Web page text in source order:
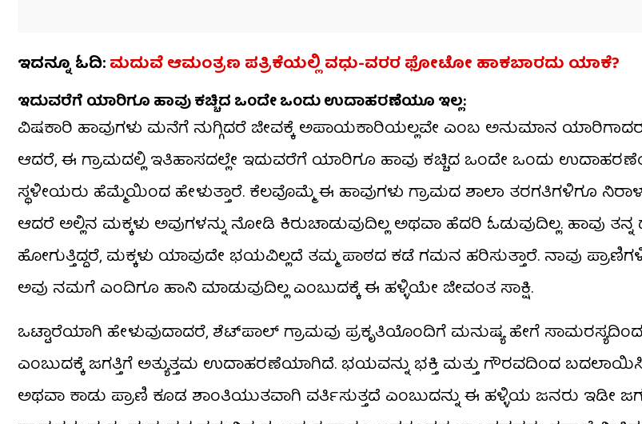
ಇದನ್ನೂ ಓದಿ:ಮದುವೆ ಆಮಂತ್ರಣ ಪತ್ರಿಕೆಯಲ್ಲಿ ವಧು-ವರರ ಫೋಟೋ ಹಾಕಬಾರದು ಯಾಕೆ?
ಇದುವರೆಗೆ ಯಾರಿಗೂ ಹಾವು ಕಚ್ಚಿದ ಒಂದೇ ಒಂದು ಉದಾಹರಣೆಯೂ ಇಲ್ಲ:
ವಿಷಕಾರಿ ಹಾವುಗಳು ಮನೆಗೆ ನುಗ್ಗಿದರೆ ಜೀವಕ್ಕೆ ಅಪಾಯಕಾರಿಯಲ್ಲವೇ ಎಂಬ ಅನುಮಾನ
ಆದರೆ, ಈ ಗ್ರಾಮದಲ್ಲಿ ಇತಿಹಾಸದಲ್ಲೇ ಇದುವರೆಗೆ ಯಾರಿಗೂ ಹಾವು ಕಚ್ಚಿದ ಒಂದೇ ಒಂದು
ಸ್ಥಳೀಯರು ಹೆಮ್ಮೆಯಿಂದ ಹೇಳುತ್ತಾರೆ. ಕೆಲವೊಮ್ಮೆ ಈ ಹಾವುಗಳು ಗ್ರಾಮದ ಶಾಲಾ ತರಗತಿಗಳಿಗೂ
ಆದರೆ ಅಲ್ಲಿನ ಮಕ್ಕಳು ಅವುಗಳನ್ನು ನೋಡಿ ಕಿರುಚಾಡುವುದಿಲ್ಲ ಅಥವಾ ಹೆದರಿ ಓಡುವುದಿಲ್ಲ. ಹಾವು
ಹೋಗುತ್ತಿದ್ದರೆ, ಮಕ್ಕಳು ಯಾವುದೇ ಭಯವಿಲ್ಲದೆ ತಮ್ಮ ಪಾಠದ ಕಡೆ ಗಮನ ಹರಿಸುತ್ತಾರೆ. ನಾವು
ಅವು ನಮಗೆ ಎಂದಿಗೂ ಹಾನಿ ಮಾಡುವುದಿಲ್ಲ ಎಂಬುದಕ್ಕೆ ಈ ಹಳ್ಳಿಯೇ ಜೀವಂತ ಸಾಕ್ಷಿ.
ಒಟ್ಟಾರೆಯಾಗಿ ಹೇಳುವುದಾದರೆ, ಶೆಟ್‌ಪಾಲ್ ಗ್ರಾಮವು ಪ್ರಕೃತಿಯೊಂದಿಗೆ ಮನುಷ್ಯ ಹೇಗೆ
ಎಂಬುದಕ್ಕೆ ಜಗತ್ತಿಗೆ ಅತ್ಯುತ್ತಮ ಉದಾಹರಣೆಯಾಗಿದೆ. ಭಯವನ್ನು ಭಕ್ತಿ ಮತ್ತು ಗೌರವದಿಂದ
ಅಥವಾ ಕಾಡು ಪ್ರಾಣಿ ಕೂಡ ಶಾಂತಿಯುತವಾಗಿ ವರ್ತಿಸುತ್ತದೆ ಎಂಬುದನ್ನು ಈ ಹಳ್ಳಿಯ ಜನರು ಇಡೀ